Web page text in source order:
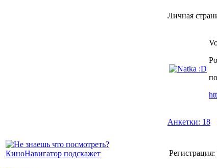
Личная
Анкетки: 18
Регистрация: